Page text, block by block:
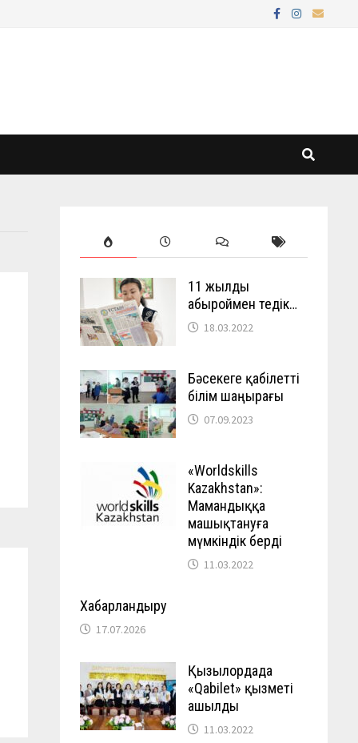
11 жылды
абыроймен өтедік…
18.03.2022
Бәсекеге қабілетті
білім шаңырағы
07.09.2023
«Worldskills
Kazakhstan»:
Мамандыққа
машықтануға
мүмкіндік берді
11.03.2022
Хабарландыру
17.07.2026
Қызылордада
«Qabilet» қызметі
ашылды
11.03.2022